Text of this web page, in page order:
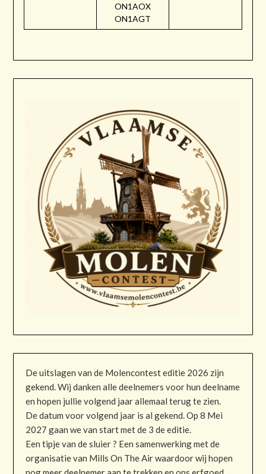
ON1AOX
ON1AGT
De uitslagen van de Molencontest editie 2026 zijn
gekend. Wij danken alle deelnemers voor hun deelname
en hopen jullie volgend jaar allemaal terug te zien.
De datum voor volgend jaar is al gekend. Op 8 Mei
2027 gaan we van start met de 3 de editie.
Een tipje van de sluier ? Een samenwerking met de
organisatie van Mills On The Air waardoor wij hopen